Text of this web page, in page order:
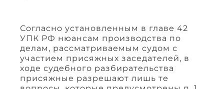
Согласно установленным в главе 42
УПК РФ нюансам производства по
делам, рассматриваемым судом с
участием присяжных заседателей, в
ходе судебного разбирательства
присяжные разрешают лишь те